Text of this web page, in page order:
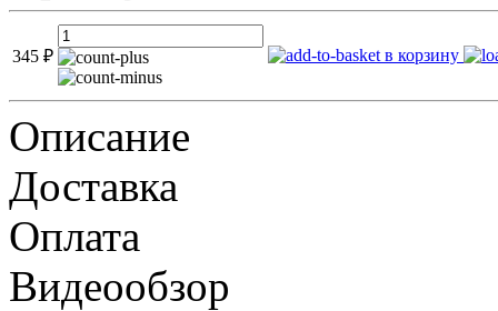
345 ₽ в корзину
Описание
Доставка
Оплата
Видеообзор